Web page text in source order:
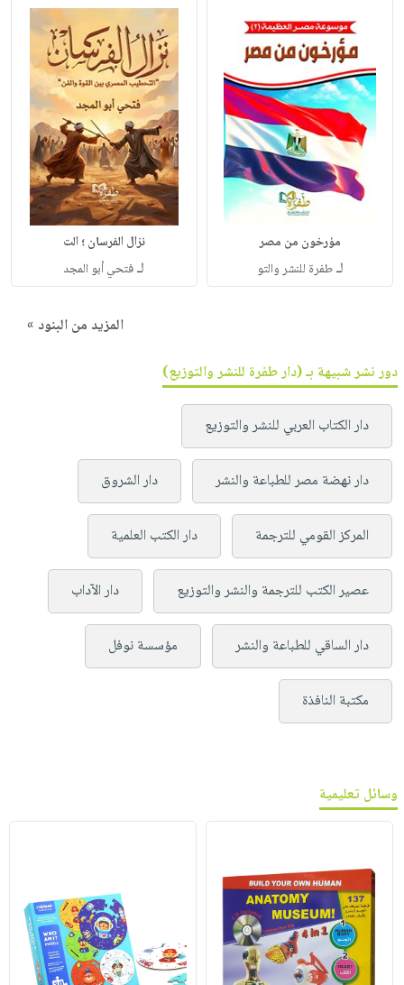
مؤرخون من مصر
لـطفرة للنشر والتو
نزال الفرسان ؛ الت
لـفتحي أبو المجد
المزيد من البنود »
دور نشر شبيهة بـ (دار طفرة للنشر والتوزيع)
دار الكتاب العربي للنشر والتوزيع
دار نهضة مصر للطباعة والنشر دار الشروق
المركز القومي للترجمة دار الكتب العلمية
عصير الكتب للترجمة والنشر والتوزيع دار الآداب
دار الساقي للطباعة والنشر مؤسسة نوفل
مكتبة النافذة
وسائل تعليمية